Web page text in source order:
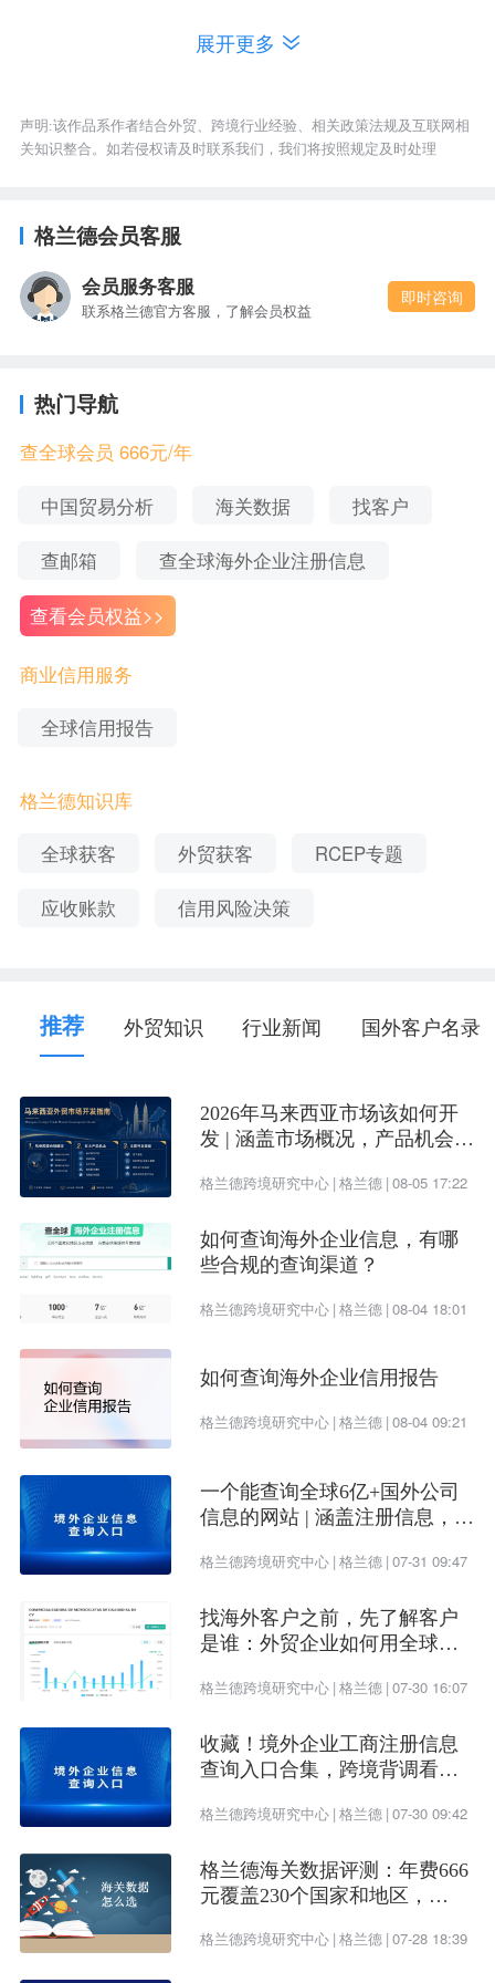
户做些什么。
户背调、市场选择、
使用兑换码“天天爆单”可获得50元优惠。
外贸公司。你可以在平台上展示产品，参与相关的
行业群体，进行互动营销。
2.在Facebook上创建一个专业的公司主页，并定期
论，分享有价值的信息。
4.结合Facebook的涂鸦墙，这是一个即时信息的发
可以实时看到我们发布的内容。
1.Instagram主要是一个视觉平台，非常适合展示产
业。
2.发布高质量的产品图片、客户使用案例、背后的故
事等内容，吸引客户的眼球。
3.通过#标签（Hashtags）增加曝光量，潜在客户。
4.定期与粉丝互动，回答问题，举办互动活动或抽奖
吸引更多关注。
5.发布与目标市场相关的内容、参与与你的行业相关
的国际话题和标签
6.通过Instagram购物功能展示和销售产品
四.TikTok：
1.TikTok作为一个全球范围内流行的短视频平台，使
用人群主体是年轻人，同时也是全球最知名的社交
平台之一，用户群体庞大。
2.垂直行业标签，这是对我们账号的一个定位。
3.发布视频时按照目标地用户国家的时间。
4.学会包装视频，因为没有人会喜欢直接的广告，平
台也不给推荐， 就像我们平时刷抖音，我们清楚这
就是广告，却不会觉得反感，这就是包装。
展开更多
声明:该作品系作者结合外贸、跨境行业经验、相关政策法规及互联网相
关知识整合。如若侵权请及时联系我们，我们将按照规定及时处理
格兰德会员客服
会员服务客服
联系格兰德官方客服，了解会员权益
即时咨询
热门导航
查全球会员 666元/年
中国贸易分析 海关数据 找客户
查邮箱 查全球海外企业注册信息
查看会员权益>>
商业信用服务
全球信用报告
格兰德知识库
全球获客 外贸获客 RCEP专题
应收账款 信用风险决策
推荐 外贸知识 行业新闻 国外客户名录
2026年马来西亚市场该如何开
发 | 涵盖市场概况，产品机会及
格兰德跨境研究中心 | 格兰德 | 08-05 17:22
如何查询海外企业信息，有哪
些合规的查询渠道？
格兰德跨境研究中心 | 格兰德 | 08-04 18:01
如何查询海外企业信用报告
格兰德跨境研究中心 | 格兰德 | 08-04 09:21
一个能查询全球6亿+国外公司
信息的网站 | 涵盖注册信息，股
格兰德跨境研究中心 | 格兰德 | 07-31 09:47
找海外客户之前，先了解客户
是谁：外贸企业如何用全球企
格兰德跨境研究中心 | 格兰德 | 07-30 16:07
收藏！境外企业工商注册信息
查询入口合集，跨境背调看这
格兰德跨境研究中心 | 格兰德 | 07-30 09:42
格兰德海关数据评测：年费666
元覆盖230个国家和地区，
选
格兰德跨境研究中心 | 格兰德 | 07-28 18:39